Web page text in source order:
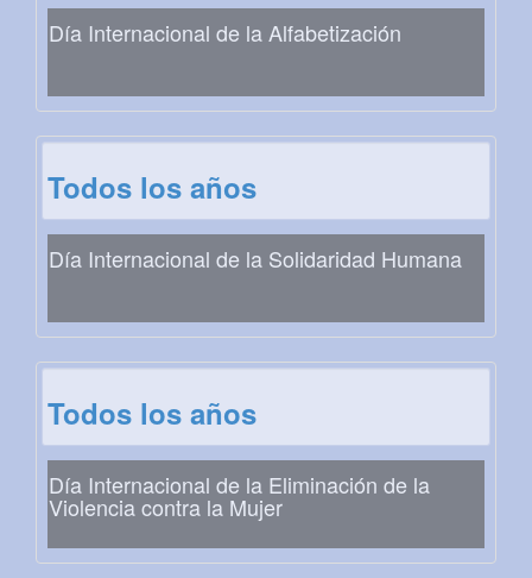
Día Internacional de la Alfabetización
Todos los años
Día Internacional de la Solidaridad Humana
Todos los años
Día Internacional de la Eliminación de la
Violencia contra la Mujer